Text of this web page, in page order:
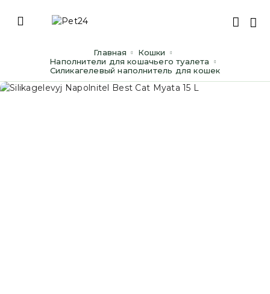
Главная
Кошки
Наполнители для кошачьего туалета
Силикагелевый наполнитель для кошек